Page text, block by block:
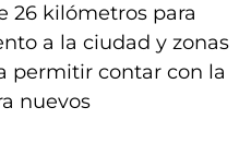
26 kilómetros para
a la ciudad y zonas
permitir contar con la
nuevos